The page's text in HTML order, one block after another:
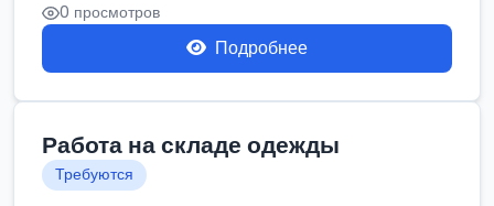
0 просмотров
Подробнее
Работа на складе одежды
Требуются